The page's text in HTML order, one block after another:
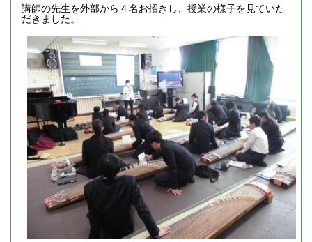
講師の先生を外部から４名お招きし、授業の様子を見ていた
だきました。